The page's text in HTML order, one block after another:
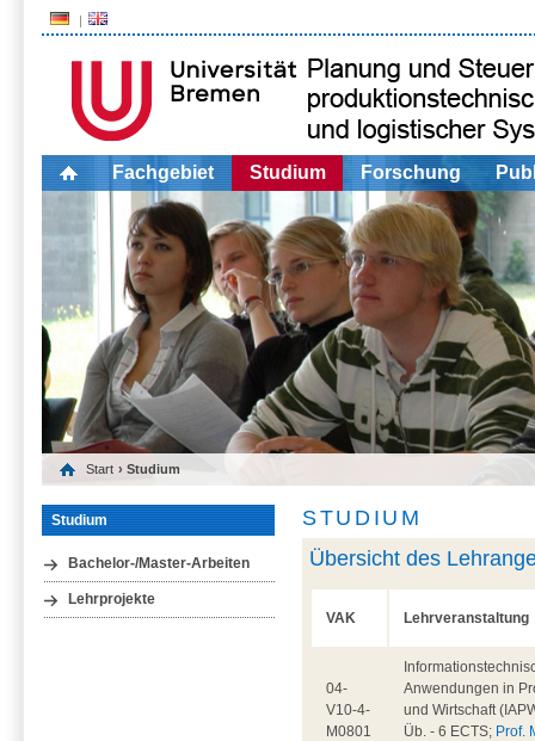
Fachgebiet Studium Forschung
Start › Studium
Studium
Bachelor-/Master-Arbeiten
Lehrprojekte
STUDIUM
Übersicht des
VAK Lehrveranstaltung
04-
V10-4-
M0801
Anwendungen in
und Wirtschaft
Üb. - 6 ECTS; Prof.